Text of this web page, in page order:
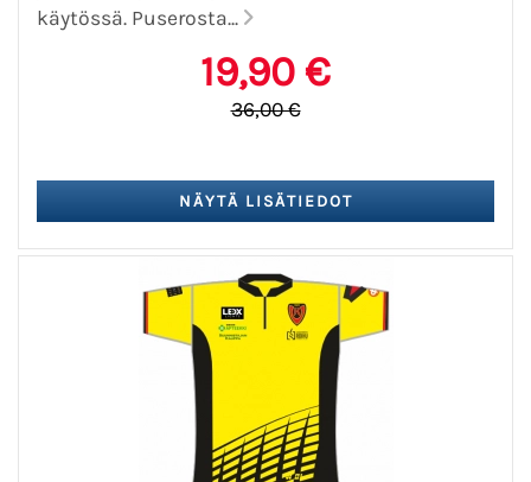
käytössä. Puserosta...
19,90 €
36,00 €